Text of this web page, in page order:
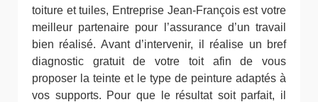
toiture et tuiles, Entreprise Jean-François est votre
meilleur partenaire pour l’assurance d’un travail
bien réalisé. Avant d’intervenir, il réalise un bref
diagnostic gratuit de votre toit afin de vous
proposer la teinte et le type de peinture adaptés à
vos supports. Pour que le résultat soit parfait, il